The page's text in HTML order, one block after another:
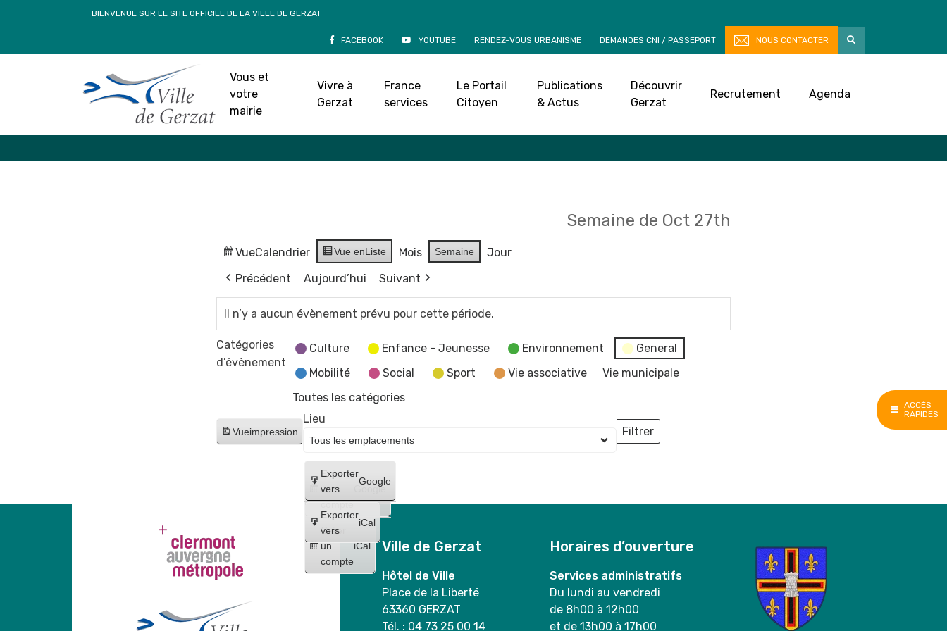
ACCÈS
RAPIDES
BIENVENUE SUR LE SITE OFFICIEL DE LA VILLE DE GERZAT
FACEBOOK YOUTUBE RENDEZ-VOUS URBANISME DEMANDES CNI / PASSEPORT NOUS CONTACTER
Vous et
votre
mairie
Vivre à
Gerzat
France
services
Le Portail
Citoyen
Publications
& Actus
Découvrir
Gerzat
Recrutement Agenda
Accueil»Agenda
Semaine de Oct 27th
VueCalendrier Vue enListe Mois Semaine
Jour
Précédent
Aujourd’hui Suivant
Il n’y a aucun évènement prévu pour cette période.
Catégories
d’évènement
Culture Enfance - Jeunesse Environnement
General
Mobilité
Social Sport Vie associative
Vie municipale
Toutes les catégories
Vueimpression
Créer
un
compte
Google
Créer
un
compte
iCal
Exporter
vers
Google
Exporter
vers
iCal
Lieu
Filtrer
Lieux
Ville de Gerzat
Hôtel de Ville
Place de la Liberté
63360 GERZAT
Tél. : 04 73 25 00 14
Horaires d’ouverture
Services administratifs
Du lundi au vendredi
de 8h00 à 12h00
et de 13h00 à 17h00